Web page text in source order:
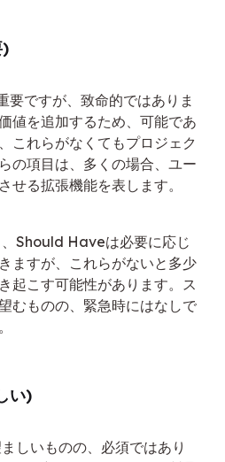
要ですが、致命的ではありま
値を追加するため、可能であ
これらがなくてもプロジェク
の項目は、多くの場合、ユー
せる拡張機能を表します。
Should Haveは必要に応じ
ますが、これらがないと多少
起こす可能性があります。ス
むものの、緊急時にはなしで
い)
しいものの、必須ではあり